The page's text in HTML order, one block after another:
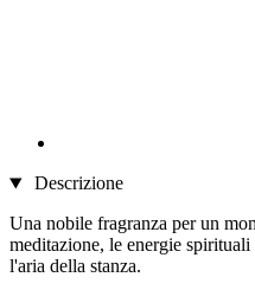
Descrizione
Una nobile fragranza per un
meditazione, le energie
l'aria della stanza.